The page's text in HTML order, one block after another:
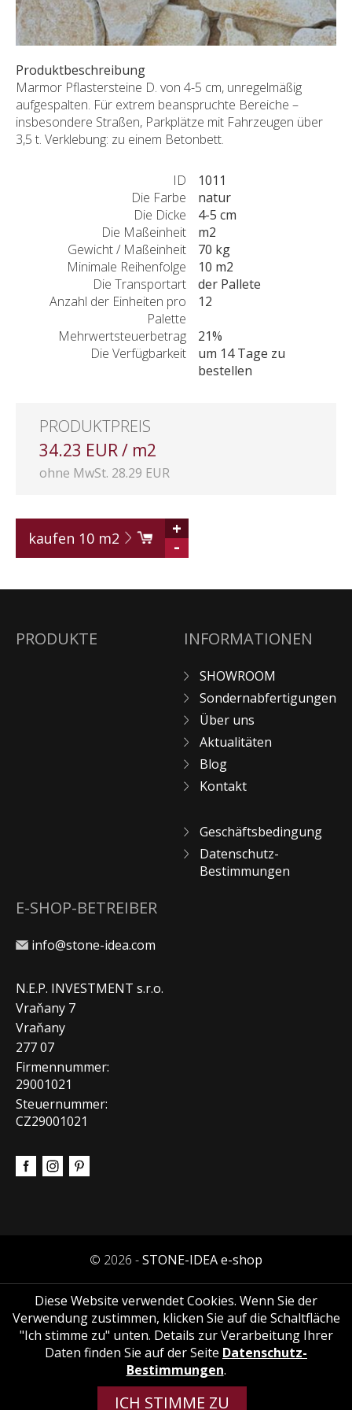
SONDERNABFERTIGUNGEN
ÜBER UNS
AKTUALITÄTEN
SHOWROOM
KONTAKT
Produktbeschreibung
Marmor Pflastersteine D. von 4-5 cm, unregelmäßig
aufgespalten. Für extrem beanspruchte Bereiche –
insbesondere Straßen, Parkplätze mit Fahrzeugen über
3,5 t. Verklebung: zu einem Betonbett.
ID
1011
Die Farbe
natur
Die Dicke
4-5 cm
Die Maßeinheit
m2
Gewicht / Maßeinheit
70 kg
Minimale Reihenfolge
10 m2
Die Transportart
der Pallete
Anzahl der Einheiten pro
Palette
12
Mehrwertsteuerbetrag
21%
Die Verfügbarkeit
um 14 Tage zu
bestellen
PRODUKTPREIS
34.23 EUR / m2
ohne MwSt. 28.29 EUR
kaufen 10 m2
+
-
PRODUKTE INFORMATIONEN
SHOWROOM
Sondernabfertigungen
Über uns
Aktualitäten
Blog
Kontakt
Geschäftsbedingung
Datenschutz-
Bestimmungen
E-SHOP-BETREIBER
info@stone-idea.com
N.E.P. INVESTMENT s.r.o.
Vraňany 7
Vraňany
277 07
Firmennummer:
29001021
Steuernummer:
CZ29001021
© 2026 -STONE-IDEA e-shop
Diese Website verwendet Cookies. Wenn Sie der
Verwendung zustimmen, klicken Sie auf die Schaltfläche
"Ich stimme zu" unten. Details zur Verarbeitung Ihrer
Daten finden Sie auf der Seite Datenschutz-
Bestimmungen.